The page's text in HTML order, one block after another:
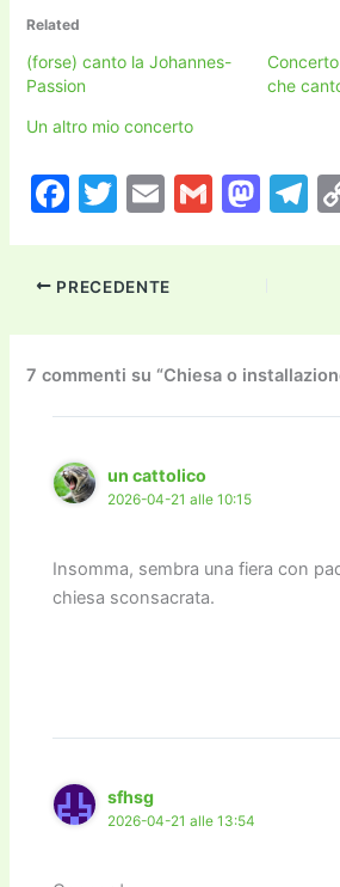
Related
(forse) canto la Johannes-
Passion
che
Un altro mio concerto
F
c
e
b
o
o
k
T
itt
er
E
ai
l
G
M
d
o
n
T
a
PRECEDENTE
7 commenti su “Chiesa o
un cattolico
2026-04-21 alle 10:15
Insomma, sembra una fiera con
chiesa sconsacrata.
sfhsg
2026-04-21 alle 13:54